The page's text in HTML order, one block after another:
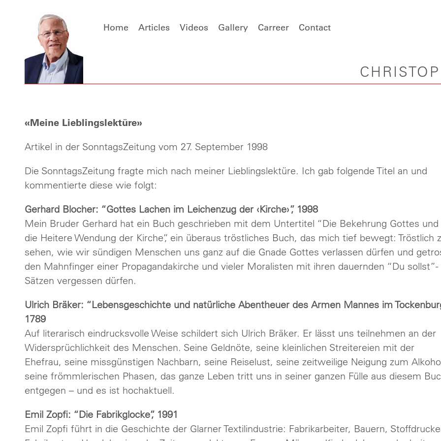
Home Articles Videos Gallery Carreer Contact
«Meine Lieblingslektüre»
Artikel in der SonntagsZeitung vom 27. September 1998
Die SonntagsZeitung fragte mich nach meiner Lieblingslektüre. Ich gab folgende Titel an und
kommentierte diese wie folgt:
Gerhard Blocher: “Gottes Lachen im Leichenzug der ‹Kirche›”, 1998
Mein Bruder Gerhard hat ein Buch geschrieben mit dem Untertitel “Die Bekehrung Gottes und
die Heitere Wendung der Kirche”, ein überaus tröstliches Buch, das mich tief bewegt: Tröstlich
sehen, wie wir sündigen Menschen uns ganz auf die Gnade Gottes verlassen dürfen und
den Mahnfinger einer Propagandakirche und vieler Moralisten mit ihren dauernden “Du sollst”-
Sätzen vergessen dürfen.
Ulrich Bräker: “Lebensgeschichte und natürliche Abentheuer des Armen Mannes im
1789
Auf literarisch eindrucksvolle Weise schildert sich Ulrich Bräker. Er lässt uns teilnehmen an der
Widersprüchlichkeit des Menschen. Seine Geldnöte, seine kleinlichen Streitereien mit der
Ehefrau, seine missgünstigen Nachbarn, seine Reiselust, seine zeitweilige Neigung zum
seine frömmlerischen Phasen, das ganze Leben tritt uns in seiner ganzen Fülle aus diesem
entgegen – und es ist hochaktuell.
Emil Zopfi: “Die Fabrikglocke”, 1991
Emil Zopfi führt in die Geschichte der Glarner Textilindustrie: Fabrikarbeiter, Bauern,